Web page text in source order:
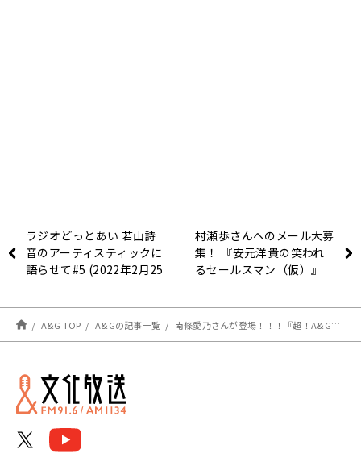
ラジオどっとあい 若山詩
音のアーティスティックに
語らせて#5 (2022年2月25
村瀬歩さんへのメール大募
集！ 『安元洋貴の笑われ
るセールスマン（仮）』
A&G TOP A&Gの記事一覧 南條愛乃さんが登場！！！『超！A&G＋ × ABEMAアニメ SRP～南條愛乃「ヒトリとキミと」リリース記念SP～後編』2022年2月25日（金）22時～放送